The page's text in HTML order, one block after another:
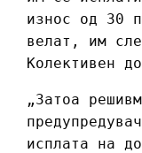
износ од 30
велат, им
Колективен
„Затоа
исплата на